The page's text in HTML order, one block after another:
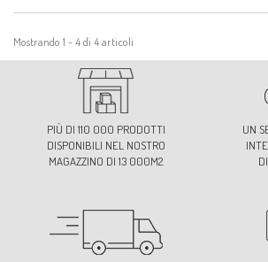
Mostrando 1 - 4 di 4 articoli
PIÙ DI 110 000 PRODOTTI
DISPONIBILI NEL NOSTRO
MAGAZZINO DI 13 000M2
UN